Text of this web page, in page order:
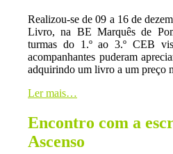
Realizou-se de 09 a 16 de
Livro, na BE Marquês de
turmas do 1.º ao 3.º CEB
acompanhantes puderam
adquirindo um livro a um preço
Ler mais…
Encontro com a
Ascenso